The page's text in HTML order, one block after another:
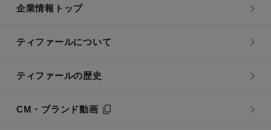
企業情報トップ
ティファールについて
ティファールの歴史
CM・ブランド動画